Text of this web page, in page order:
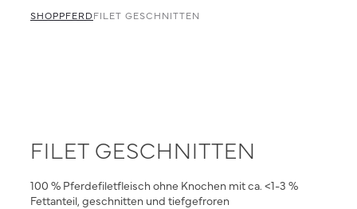
mit
SHOPPFERDFILET GESCHNITTEN
FILET GESCHNITTEN
100 % Pferdefiletfleisch ohne Knochen mit ca. <1-3 %
Fettanteil, geschnitten und tiefgefroren